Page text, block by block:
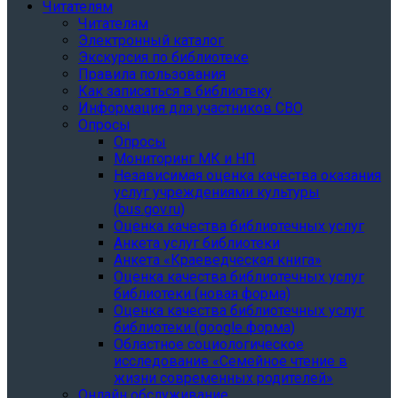
Читателям
Читателям
Электронный каталог
Экскурсия по библиотеке
Правила пользования
Как записаться в библиотеку
Информация для участников СВО
Опросы
Опросы
Мониторинг МК и НП
Независимая оценка качества оказания
услуг учреждениями культуры
(bus.gov.ru)
Оценка качества библиотечных услуг
Анкета услуг библиотеки
Анкета «Краеведческая книга»
Oценка качества библиотечных услуг
библиотеки (новая форма)
Oценка качества библиотечных услуг
библиотеки (google форма)
Областное социологическое
исследование «Семейное чтение в
жизни современных родителей»